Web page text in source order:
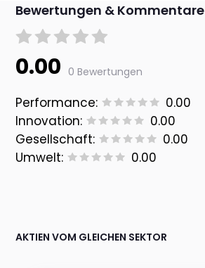
Bewertungen & Kommentare
0.00 0 Bewertungen
Performance:
0.00
Innovation:
0.00
Gesellschaft:
0.00
Umwelt:
0.00
AKTIEN VOM GLEICHEN SEKTOR